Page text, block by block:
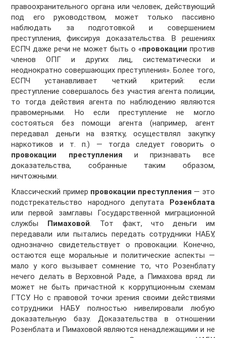
правоохранительного органа или человек, действующий
под его руководством, может только пассивно
наблюдать за подготовкой и совершением
преступления, фиксируя доказательства. В решениях
ЕСПЧ даже речи не может быть о «провокации против
членов ОПГ и других лиц, систематически и
неоднократно совершающих преступления». Более того,
ЕСПЧ устанавливает четкий критерий: если
преступление совершалось без участия агента полиции,
то тогда действия агента по наблюдению являются
правомерными. Но если преступление не могло
состояться без помощи агента (например, агент
передавал деньги на взятку, осуществлял закупку
наркотиков и т. п.) — тогда следует говорить о
провокации преступления и признавать все
доказательства, собранные таким образом,
ничтожными.
Классический пример провокации преступления — это
подстрекательство народного депутата Розенблата
или первой замглавы Государственной миграционной
службы Пимаховой. Тот факт, что деньги им
передавали или пытались передать сотрудники НАБУ,
однозначно свидетельствует о провокации. Конечно,
остаются еще моральные и политические аспекты —
мало у кого вызывает сомнение то, что Розенблату
нечего делать в Верховной Раде, а Пимахова вряд ли
может не быть причастной к коррупционным схемам
ГТСУ. Но с правовой точки зрения своими действиями
сотрудники НАБУ полностью нивелировали любую
доказательную базу. Доказательства в отношении
Розенблата и Пимаховой являются ненадлежащими и не